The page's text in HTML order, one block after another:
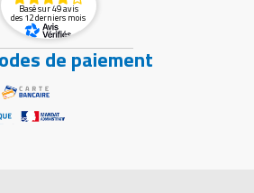
Basé sur 49 avis
des 12 derniers mois
de paiement